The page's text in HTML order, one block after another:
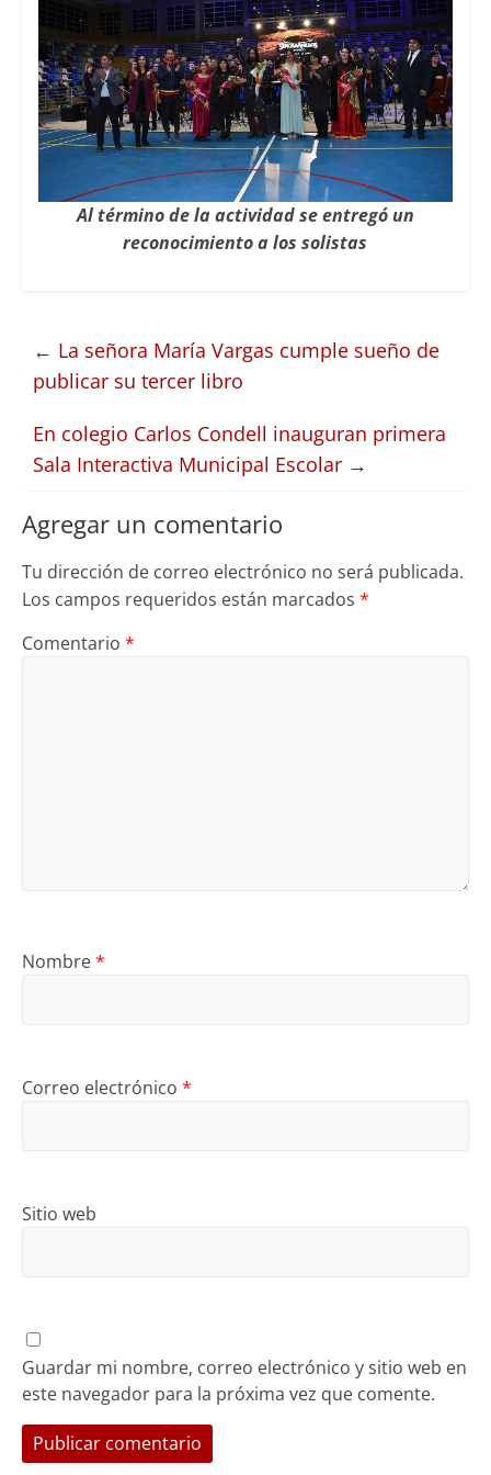
Al término de la actividad se entregó un
reconocimiento a los solistas
← La señora María Vargas cumple sueño de
publicar su tercer libro
En colegio Carlos Condell inauguran primera
Sala Interactiva Municipal Escolar →
Agregar un comentario
Tu dirección de correo electrónico no será publicada.
Los campos requeridos están marcados *
Comentario *
Nombre*
Correo electrónico *
Sitio web
Guardar mi nombre, correo electrónico y sitio web en
este navegador para la próxima vez que comente.